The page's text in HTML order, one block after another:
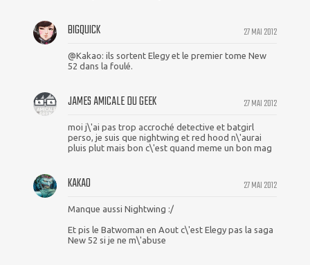
27 MAI 2012
BIGQUICK
@Kakao: ils sortent Elegy et le premier tome New
52 dans la foulé.
27 MAI 2012
JAMES AMICALE DU GEEK
moi j\'ai pas trop accroché detective et batgirl
perso, je suis que nightwing et red hood n\'aurai
pluis plut mais bon c\'est quand meme un bon mag
27 MAI 2012
KAKAO
Manque aussi Nightwing :/
Et pis le Batwoman en Aout c\'est Elegy pas la saga
New 52 si je ne m\'abuse